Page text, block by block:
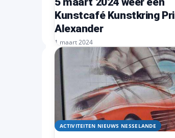
Kunstcafé Kunstkring
Alexander
1 maart 2024
ACTIVITEITEN NIEUWS NESSELANDE